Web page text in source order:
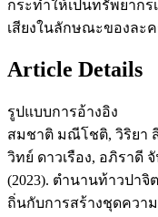
กระทำให้เป็นทรัพยากร
เสียงในลักษณะของละ
Article Details
รูปแบบการอ้างอิง
สมชาติ มณีโชติ, วิริยา
วิทย์ ดาวเรือง, อภิราดี จั
(2023). ตำนานท้าวปา
ถิ่นกับการสร้างชุดควา